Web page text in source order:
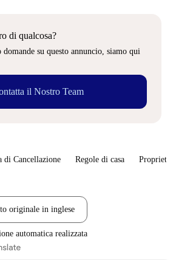
di qualcosa?
domande su questo annuncio, siamo qui
il Nostro Team
di Cancellazione Regole di casa
originale in inglese
automatica realizzata